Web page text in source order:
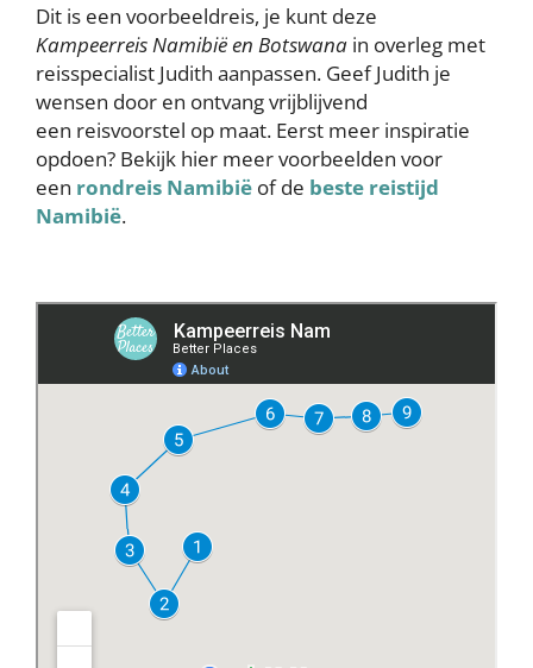
Dit is een voorbeeldreis, je kunt deze
KampeerreisNamibiëen Botswana in overleg met
reisspecialist Judith aanpassen. Geef Judith je
wensen door en ontvang vrijblijvend
een reisvoorstel op maat. Eerst meer inspiratie
opdoen? Bekijk hier meer voorbeelden voor
een rondreis Namibië of de beste reistijd
Namibië.